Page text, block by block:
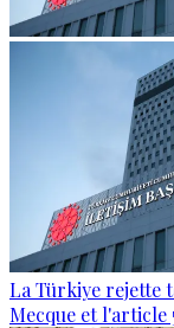
La Türkiye rejette
Mecque et l'article